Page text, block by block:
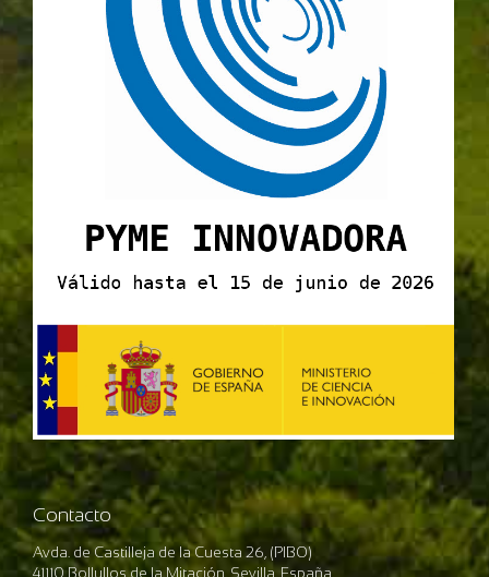
Contacto
Avda. de Castilleja de la Cuesta 26, (PIBO)
41110 Bollullos de la Mitación, Sevilla. España.